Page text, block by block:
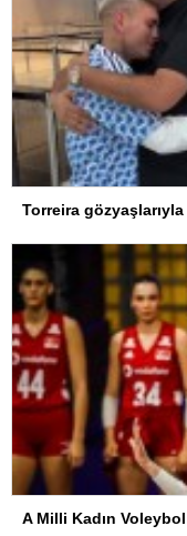
Torreira
A Milli Kadın Voleybol